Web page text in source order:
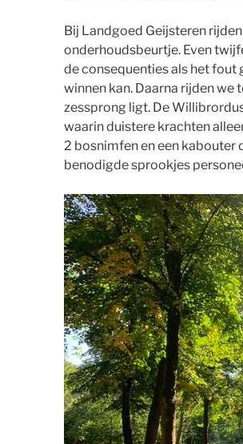
Bij Landgoed Geijsteren
onderhoudsbeurtje. Even
de consequenties als het fout
winnen kan. Daarna rijden we
zessprong ligt. De
waarin duistere krachten
2 bosnimfen en een kabouter
benodigde sprookjes